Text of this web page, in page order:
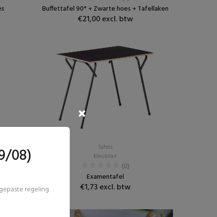
Buffettafel 90° + Zwarte hoes + Tafellaken
€21,00 excl. btw
Tafels
Meubilair
(0)
Examentafel
€1,73 excl. btw
08)
regeling